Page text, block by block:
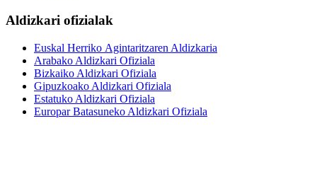
Aldizkari ofizialak
Euskal Herriko Agintaritzaren Aldizkaria
Arabako Aldizkari Ofiziala
Bizkaiko Aldizkari Ofiziala
Gipuzkoako Aldizkari Ofiziala
Estatuko Aldizkari Ofiziala
Europar Batasuneko Aldizkari Ofiziala